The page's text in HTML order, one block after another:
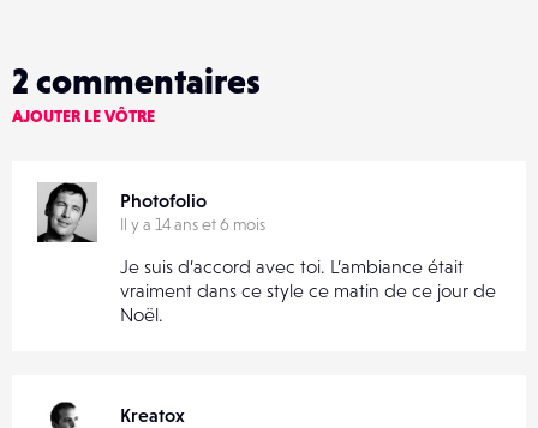
2 commentaires
AJOUTER LE VÔTRE
Photofolio
Il y a 14 ans et 6 mois
Je suis d’accord avec toi. L’ambiance était
vraiment dans ce style ce matin de ce jour de
Noël.
Kreatox